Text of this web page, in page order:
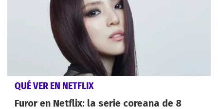
QUÉ VER EN NETFLIX
Furor en Netflix: la serie coreana de 8